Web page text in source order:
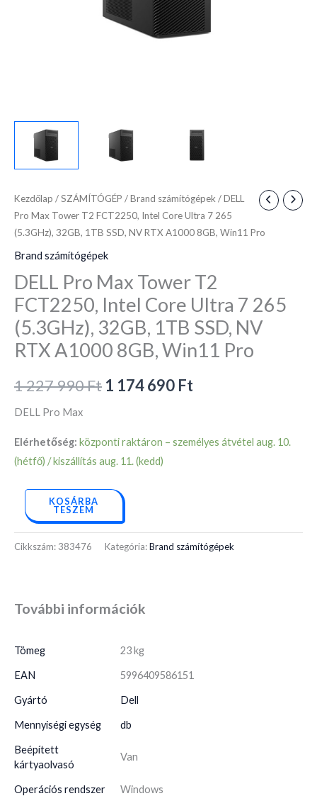
Kezdőlap /SZÁMÍTÓGÉP /Brand számítógépek/ DELL
Pro Max Tower T2 FCT2250, Intel Core Ultra 7 265
(5.3GHz), 32GB, 1TB SSD, NV RTX A1000 8GB, Win11 Pro
Brand számítógépek
DELL Pro Max Tower T2
FCT2250, Intel Core Ultra 7 265
(5.3GHz), 32GB, 1TB SSD, NV
RTX A1000 8GB, Win11 Pro
1 227 990Ft 1 174 690 Ft
DELL Pro Max
Elérhetőség: központi raktáron – személyes átvétel aug. 10.
(hétfő) / kiszállítás aug. 11. (kedd)
A1000
Win11
Pro
mennyiség
KOSÁRBA
TESZEM
Cikkszám: 383476 Kategória:Brand számítógépek
További információk
Tömeg 23 kg
EAN 5996409586151
Gyártó Dell
Mennyiségi egység db
Beépített
kártyaolvasó
Van
Operációs rendszer Windows